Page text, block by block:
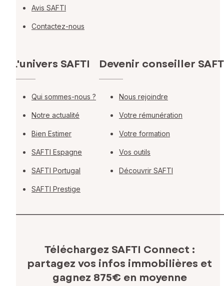
Avis SAFTI
Contactez-nous
L'univers SAFTI
Qui sommes-nous ?
Notre actualité
Bien Estimer
SAFTI Espagne
SAFTI Portugal
SAFTI Prestige
Devenir conseiller
Nous rejoindre
Votre rémunération
Votre formation
Vos outils
Découvrir SAFTI
Téléchargez SAFTI Connect :
partagez vos infos immobilières et
gagnez 875€ en moyenne